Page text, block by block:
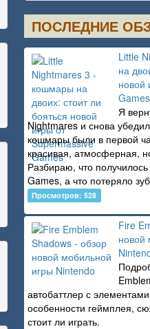
ПОСЛЕДНИЕ
Little
на
новой
Games
Я
Nightmares и снова
кошмары были в первой
красивая, атмосферная,
Разбираю, что
Games, а что потеряло
Просмотров: 528
Fire
новой
автобаттлер с
особенности геймплея,
стоит ли играть.